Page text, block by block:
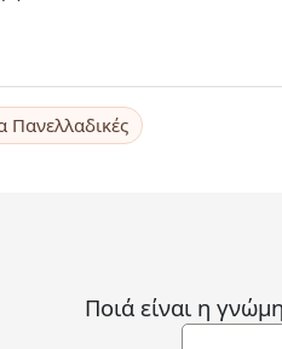
Πανελλαδικές
Ποιά είναι η